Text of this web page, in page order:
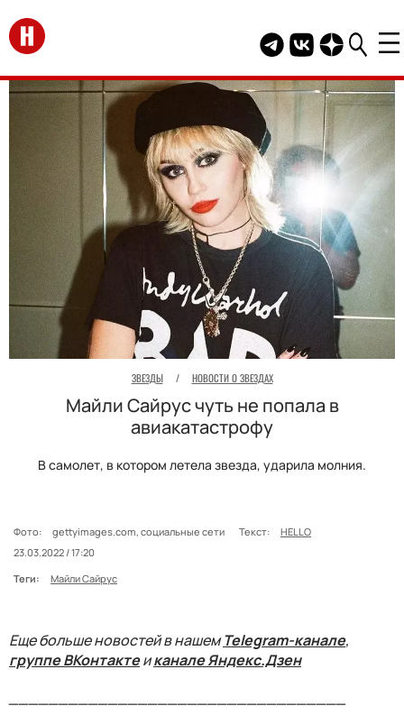
Перейти на главную
Telegram канал
Группа HELLO
Канал
ЗВЕЗДЫ / НОВОСТИ О ЗВЕЗДАХ
Майли Сайрус чуть не попала в
авиакатастрофу
В самолет, в котором летела звезда, ударила молния.
Фото: gettyimages.com, социальные сети Текст:
HELLO
23.03.2022 / 17:20
Теги:
Майли Сайрус
Еще больше новостей в нашемTelegram-канале,
группе ВКонтактеиканале Яндекс.Дзен